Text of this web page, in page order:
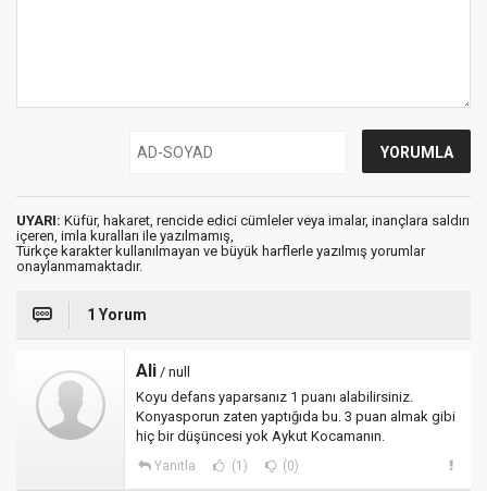
UYARI: Küfür, hakaret, rencide edici cümleler veya imalar, inançlara saldırı
içeren, imla kuralları ile yazılmamış,
Türkçe karakter kullanılmayan ve büyük harflerle yazılmış yorumlar
onaylanmamaktadır.
1 Yorum
Ali / null
Koyu defans yaparsanız 1 puanı alabilirsiniz.
Konyasporun zaten yaptığıda bu. 3 puan almak gibi
hiç bir düşüncesi yok Aykut Kocamanın.
Yanıtla (1) (0)